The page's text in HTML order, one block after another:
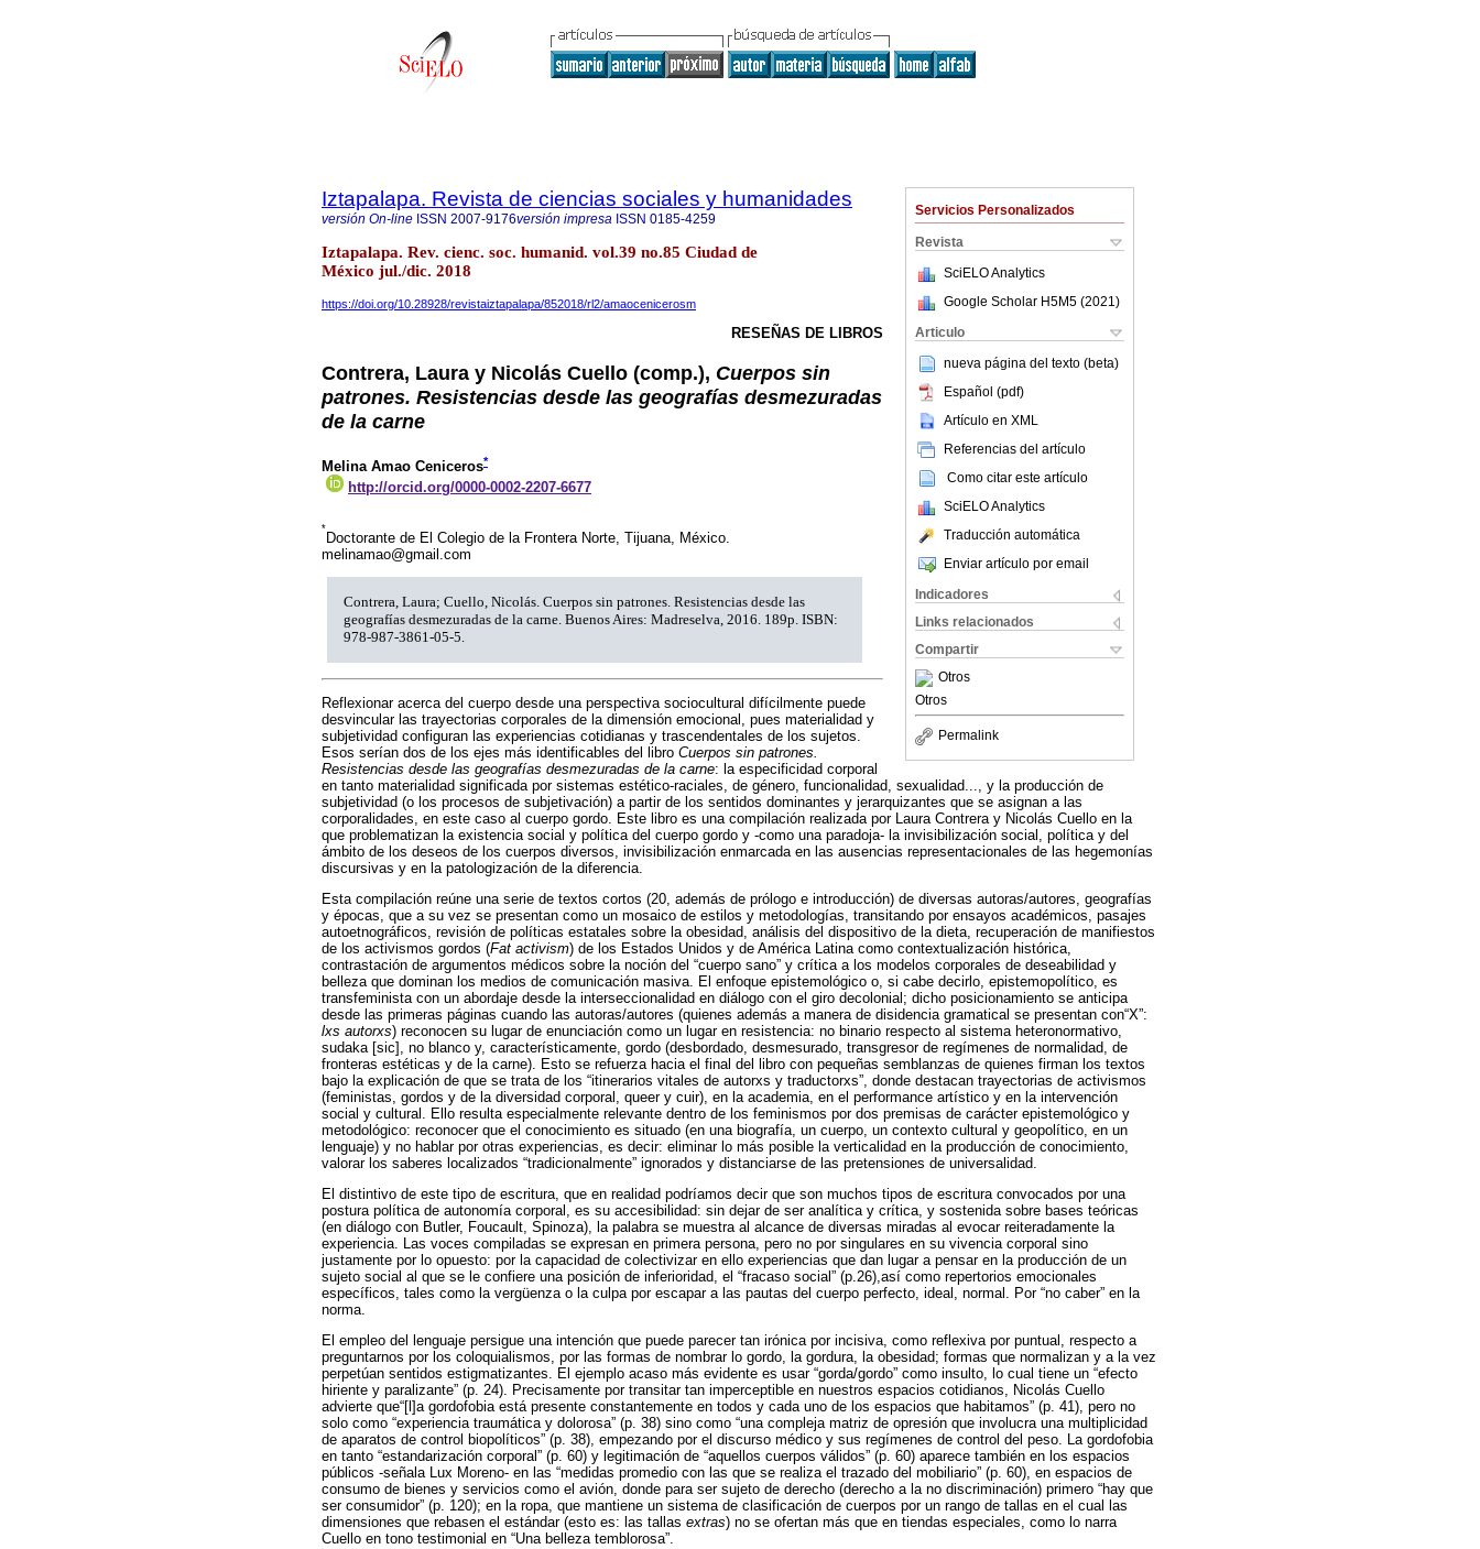
Servicios Personalizados
Revista
SciELO Analytics
Google Scholar H5M5 (2021 )
Articulo
nueva página del texto (beta)
Español (pdf)
Artículo en XML
Referencias del artículo
Como citar este artículo
SciELO Analytics
Traducción automática
Enviar artículo por email
Indicadores
Links relacionados
Compartir
Otros
Otros
Permalink
Iztapalapa. Revista de ciencias sociales y humanidades
versión On-line ISSN 2007-9176versión impresa ISSN 0185-4259
Iztapalapa. Rev. cienc. soc. humanid. vol.39 no.85 Ciudad de
México jul./dic. 2018
https://doi.org/10.28928/revistaiztapalapa/852018/rl2/amaocenicerosm
RESEÑAS DE LIBROS
Contrera, Laura y Nicolás Cuello (comp.), Cuerpos sin
patrones. Resistencias desde las geografías desmezuradas
de la carne
Melina Amao Ceniceros*
http://orcid.org/0000-0002-2207-6677
*
Doctorante de El Colegio de la Frontera Norte, Tijuana, México.
melinamao@gmail.com
Contrera, Laura; Cuello, Nicolás. Cuerpos sin patrones. Resistencias desde las
geografías desmezuradas de la carne. Buenos Aires: Madreselva, 2016. 189p. ISBN:
978-987-3861-05-5.
Reflexionar acerca del cuerpo desde una perspectiva sociocultural difícilmente puede
desvincular las trayectorias corporales de la dimensión emocional, pues materialidad y
subjetividad configuran las experiencias cotidianas y trascendentales de los sujetos.
Esos serían dos de los ejes más identificables del libro Cuerpos sin patrones.
Resistencias desde las geografías desmezuradas de la carne: la especificidad corporal
en tanto materialidad significada por sistemas estético-raciales, de género, funcionalidad, sexualidad..., y la producción de
subjetividad (o los procesos de subjetivación) a partir de los sentidos dominantes y jerarquizantes que se asignan a las
corporalidades, en este caso al cuerpo gordo. Este libro es una compilación realizada por Laura Contrera y Nicolás Cuello en la
que problematizan la existencia social y política del cuerpo gordo y -como una paradoja- la invisibilización social, política y del
ámbito de los deseos de los cuerpos diversos, invisibilización enmarcada en las ausencias representacionales de las hegemonías
discursivas y en la patologización de la diferencia.
Esta compilación reúne una serie de textos cortos (20, además de prólogo e introducción) de diversas autoras/autores, geografías
y épocas, que a su vez se presentan como un mosaico de estilos y metodologías, transitando por ensayos académicos, pasajes
autoetnográficos, revisión de políticas estatales sobre la obesidad, análisis del dispositivo de la dieta, recuperación de manifiestos
de los activismos gordos (Fat activism) de los Estados Unidos y de América Latina como contextualización histórica,
contrastación de argumentos médicos sobre la noción del “cuerpo sano” y crítica a los modelos corporales de deseabilidad y
belleza que dominan los medios de comunicación masiva. El enfoque epistemológico o, si cabe decirlo, epistemopolítico, es
transfeminista con un abordaje desde la interseccionalidad en diálogo con el giro decolonial; dicho posicionamiento se anticipa
desde las primeras páginas cuando las autoras/autores (quienes además a manera de disidencia gramatical se presentan con“X”:
lxs autorxs) reconocen su lugar de enunciación como un lugar en resistencia: no binario respecto al sistema heteronormativo,
sudaka [sic], no blanco y, característicamente, gordo (desbordado, desmesurado, transgresor de regímenes de normalidad, de
fronteras estéticas y de la carne). Esto se refuerza hacia el final del libro con pequeñas semblanzas de quienes firman los textos
bajo la explicación de que se trata de los “itinerarios vitales de autorxs y traductorxs”, donde destacan trayectorias de activismos
(feministas, gordos y de la diversidad corporal, queer y cuir), en la academia, en el performance artístico y en la intervención
social y cultural. Ello resulta especialmente relevante dentro de los feminismos por dos premisas de carácter epistemológico y
metodológico: reconocer que el conocimiento es situado (en una biografía, un cuerpo, un contexto cultural y geopolítico, en un
lenguaje) y no hablar por otras experiencias, es decir: eliminar lo más posible la verticalidad en la producción de conocimiento,
valorar los saberes localizados “tradicionalmente” ignorados y distanciarse de las pretensiones de universalidad.
El distintivo de este tipo de escritura, que en realidad podríamos decir que son muchos tipos de escritura convocados por una
postura política de autonomía corporal, es su accesibilidad: sin dejar de ser analítica y crítica, y sostenida sobre bases teóricas
(en diálogo con Butler, Foucault, Spinoza), la palabra se muestra al alcance de diversas miradas al evocar reiteradamente la
experiencia. Las voces compiladas se expresan en primera persona, pero no por singulares en su vivencia corporal sino
justamente por lo opuesto: por la capacidad de colectivizar en ello experiencias que dan lugar a pensar en la producción de un
sujeto social al que se le confiere una posición de inferioridad, el “fracaso social” (p.26),así como repertorios emocionales
específicos, tales como la vergüenza o la culpa por escapar a las pautas del cuerpo perfecto, ideal, normal. Por “no caber” en la
norma.
El empleo del lenguaje persigue una intención que puede parecer tan irónica por incisiva, como reflexiva por puntual, respecto a
preguntarnos por los coloquialismos, por las formas de nombrar lo gordo, la gordura, la obesidad; formas que normalizan y a la vez
perpetúan sentidos estigmatizantes. El ejemplo acaso más evidente es usar “gorda/gordo” como insulto, lo cual tiene un “efecto
hiriente y paralizante” (p. 24). Precisamente por transitar tan imperceptible en nuestros espacios cotidianos, Nicolás Cuello
advierte que“[l]a gordofobia está presente constantemente en todos y cada uno de los espacios que habitamos” (p. 41), pero no
solo como “experiencia traumática y dolorosa” (p. 38) sino como “una compleja matriz de opresión que involucra una multiplicidad
de aparatos de control biopolíticos” (p. 38), empezando por el discurso médico y sus regímenes de control del peso. La gordofobia
en tanto “estandarización corporal” (p. 60) y legitimación de “aquellos cuerpos válidos” (p. 60) aparece también en los espacios
públicos -señala Lux Moreno- en las “medidas promedio con las que se realiza el trazado del mobiliario” (p. 60), en espacios de
consumo de bienes y servicios como el avión, donde para ser sujeto de derecho (derecho a la no discriminación) primero “hay que
ser consumidor” (p. 120); en la ropa, que mantiene un sistema de clasificación de cuerpos por un rango de tallas en el cual las
dimensiones que rebasen el estándar (esto es: las tallas extras) no se ofertan más que en tiendas especiales, como lo narra
Cuello en tono testimonial en “Una belleza temblorosa”.